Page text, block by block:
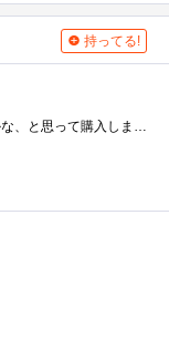
持ってる!
出張に持って行くのに良いかな、と思って購入しましたが、軽くて使い勝手が良いので、デスクトップのwindows基を差し置いて一番使うパソコンに�...